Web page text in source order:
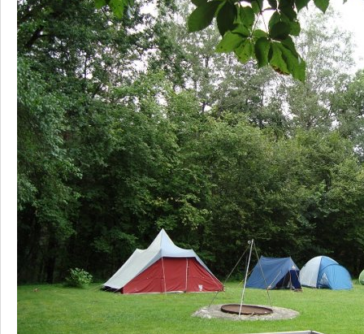
Veranstaltungen
Jugend / junge Erwachsene
Bilder
Vereinsgeschichte
Kontakt
Login
Mitglied werden
Impressum
Datenschutz